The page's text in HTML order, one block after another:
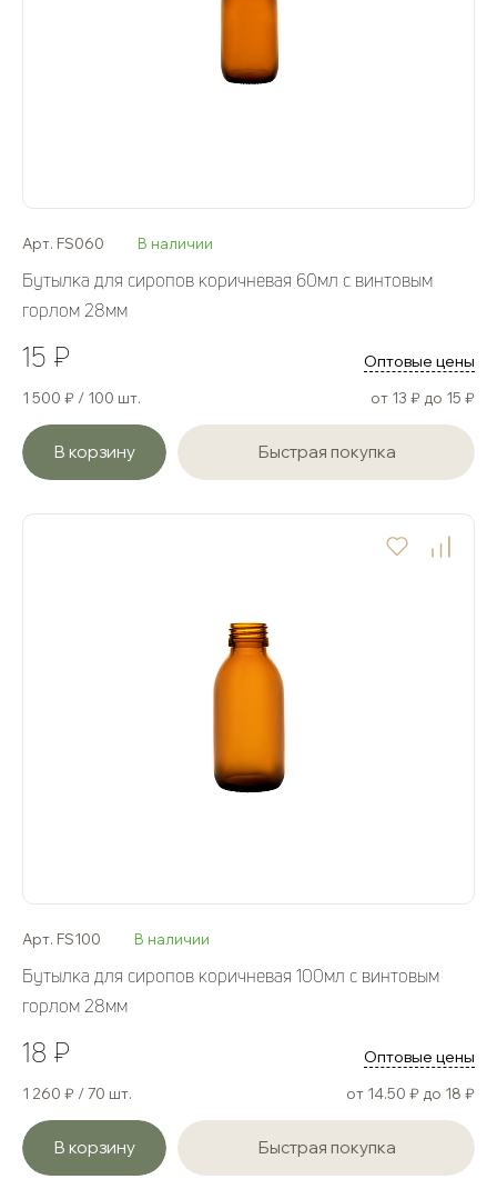
Арт. FS060 В наличии
Бутылка для сиропов коричневая 60мл с винтовым
горлом 28мм
15 ₽ Оптовые цены
1 500 ₽ / 100 шт. от 13 ₽ до 15 ₽
В корзину Быстрая покупка
Арт. FS100 В наличии
Бутылка для сиропов коричневая 100мл с винтовым
горлом 28мм
18 ₽ Оптовые цены
1 260 ₽ / 70 шт. от 14.50 ₽ до 18 ₽
В корзину Быстрая покупка